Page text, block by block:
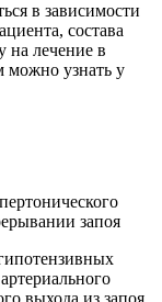
в зависимости
состава
на лечение в
можно узнать у
запоя